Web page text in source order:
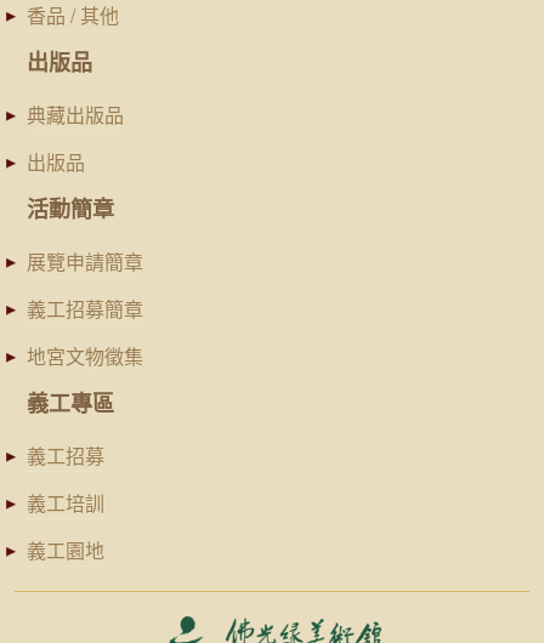
香品 / 其他
出版品
典藏出版品
出版品
活動簡章
展覽申請簡章
義工招募簡章
地宮文物徵集
義工專區
義工招募
義工培訓
義工園地